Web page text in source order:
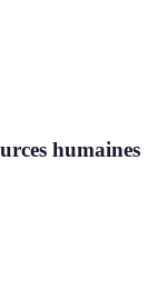
humaines